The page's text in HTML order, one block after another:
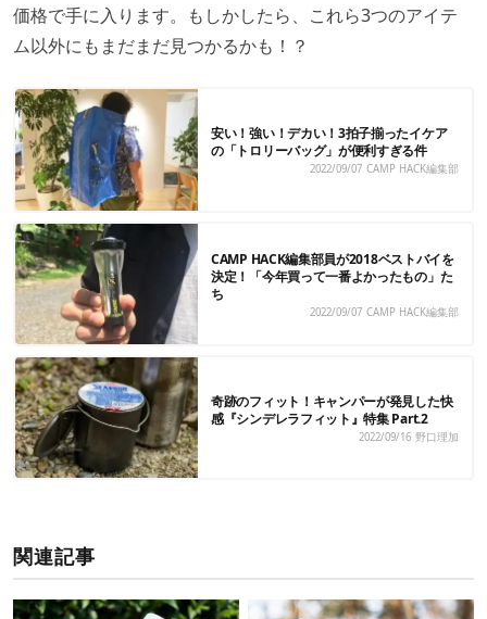
価格で手に入ります。もしかしたら、これら3つのアイテ
ム以外にもまだまだ見つかるかも！？
安い！強い！デカい！3拍子揃ったイケア
の「トロリーバッグ」が便利すぎる件
2022/09/07 CAMP HACK編集部
CAMP HACK編集部員が2018ベストバイを
決定！「今年買って一番よかったもの」た
ち
2022/09/07 CAMP HACK編集部
奇跡のフィット！キャンパーが発見した快
感『シンデレラフィット』特集 Part.2
2022/09/16 野口理加
関連記事